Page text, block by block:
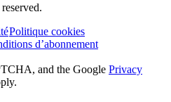
Politique cookies
d’abonnement
and the Google Privacy